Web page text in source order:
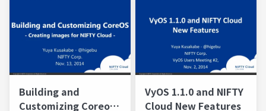
Building and
Customizing Coreos -
VyOS 1.1.0 and NIFTY
Cloud New Features